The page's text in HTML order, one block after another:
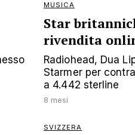
MUSICA
Star
rivendita
Radiohead, Dua
Starmer per
a 4.442 sterline
8 mesi
SVIZZERA